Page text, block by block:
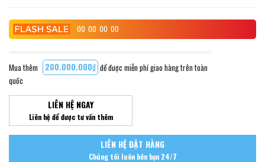
00 00 00 00
Mua thêm 200.000.000₫ để được miễn phí giao hàng trên toàn
quốc
LIÊN HỆ NGAY
Liên hệ để được tư vấn thêm
LIÊN HỆ ĐẶT HÀNG
Chúng tôi luôn bên bạn 24/7